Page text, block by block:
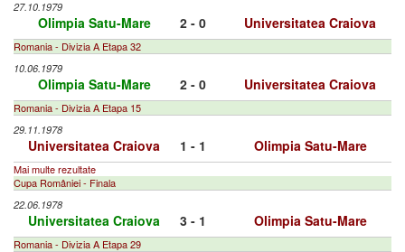
27.10.1979
Olimpia Satu-Mare 2 - 0 Universitatea Craiova
Romania - Divizia A Etapa 32
10.06.1979
Olimpia Satu-Mare 2 - 0 Universitatea Craiova
Romania - Divizia A Etapa 15
29.11.1978
Universitatea Craiova 1 - 1 Olimpia Satu-Mare
Mai multe rezultate
Cupa României - Finala
22.06.1978
Universitatea Craiova 3 - 1 Olimpia Satu-Mare
Romania - Divizia A Etapa 29